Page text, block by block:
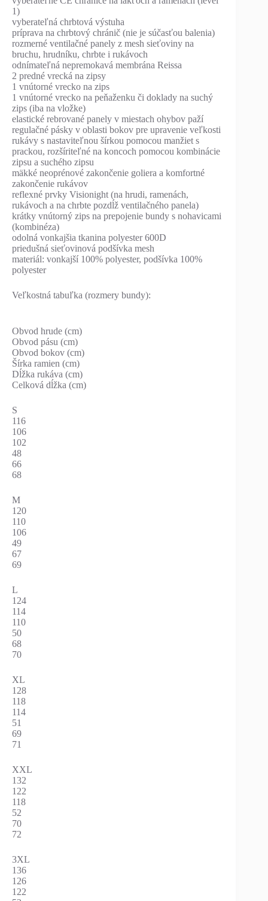
1)
vyberateľná chrbtová výstuha
príprava na chrbtový chránič (nie je súčasťou balenia)
rozmerné ventilačné panely z mesh sieťoviny na
bruchu, hrudníku, chrbte i rukávoch
odnímateľná nepremokavá membrána Reissa
2 predné vrecká na zipsy
1 vnútorné vrecko na zips
1 vnútorné vrecko na peňaženku či doklady na suchý
zips (iba na vložke)
elastické rebrované panely v miestach ohybov paží
regulačné pásky v oblasti bokov pre upravenie veľkosti
rukávy s nastaviteľnou šírkou pomocou manžiet s
prackou, rozšíriteľné na koncoch pomocou kombinácie
zipsu a suchého zipsu
mäkké neoprénové zakončenie goliera a komfortné
zakončenie rukávov
reflexné prvky Visionight (na hrudi, ramenách,
rukávoch a na chrbte pozdĺž ventilačného panela)
krátky vnútorný zips na prepojenie bundy s nohavicami
(kombinéza)
odolná vonkajšia tkanina polyester 600D
priedušná sieťovinová podšívka mesh
materiál: vonkajší 100% polyester, podšívka 100%
polyester
Veľkostná tabuľka (rozmery bundy):
Obvod hrude (cm)
Obvod pásu (cm)
Obvod bokov (cm)
Šírka ramien (cm)
Dĺžka rukáva (cm)
Celková dĺžka (cm)
S
116
106
102
48
66
68
M
120
110
106
49
67
69
L
124
114
110
50
68
70
XL
128
118
114
51
69
71
XXL
132
122
118
52
70
72
3XL
136
126
122